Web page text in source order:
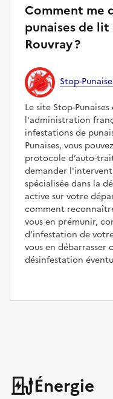
Comment me
punaises de
Rouvray ?
Stop-
Le site Stop-
l'administration
infestations de
Punaises, vous
protocole d’auto-
demander
spécialisée dans la
active sur votre
comment
vous en prémunir,
d’infestation de
vous en débarrasser
désinfestation
Énergie